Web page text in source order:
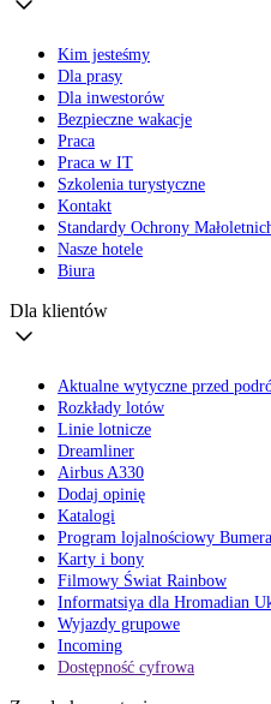
Kim jesteśmy
Dla prasy
Dla inwestorów
Bezpieczne wakacje
Praca
Praca w IT
Szkolenia turystyczne
Kontakt
Standardy Ochrony
Nasze hotele
Biura
Dla klientów
Aktualne wytyczne przed
Rozkłady lotów
Linie lotnicze
Dreamliner
Airbus A330
Dodaj opinię
Katalogi
Program lojalnościowy
Karty i bony
Filmowy Świat Rainbow
Informatsiya dla Hromadian
Wyjazdy grupowe
Incoming
Dostępność cyfrowa